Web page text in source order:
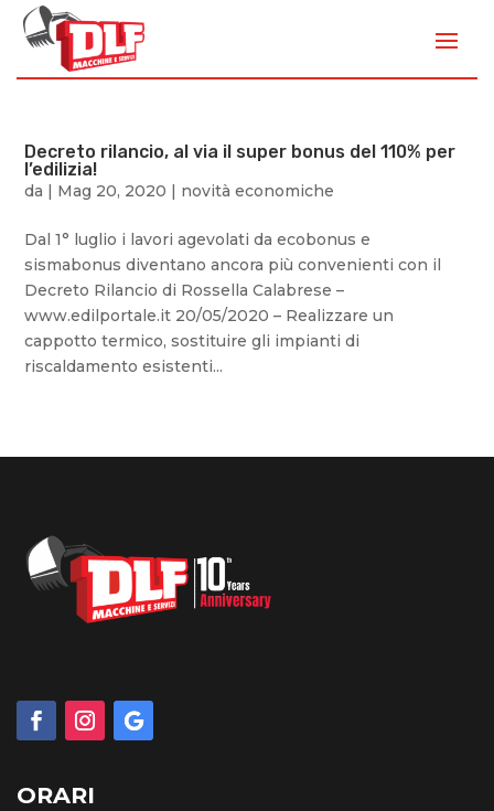
Decreto rilancio, al via il super bonus del 110% per
l’edilizia!
da | Mag 20, 2020 | novità economiche
Dal 1° luglio i lavori agevolati da ecobonus e
sismabonus diventano ancora più convenienti con il
Decreto Rilancio di Rossella Calabrese –
www.edilportale.it 20/05/2020 – Realizzare un
cappotto termico, sostituire gli impianti di
riscaldamento esistenti...
ORARI